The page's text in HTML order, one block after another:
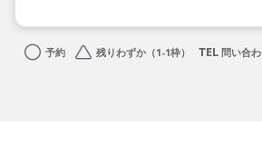
予約 残りわずか（1-1枠） 問い合